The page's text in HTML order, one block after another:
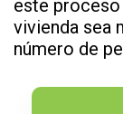
este proceso
vivienda sea
número de